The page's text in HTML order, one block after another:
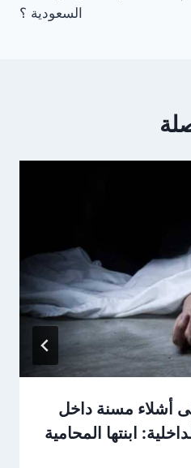
السعودية ؟
أشلاء مسنة داخل
ابنتها المحامية